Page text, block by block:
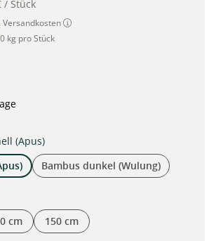
/ Stück
Versandkosten
kg pro Stück
(Apus)
Bambus dunkel (Wulung)
cm 150 cm